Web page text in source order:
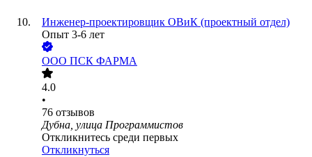
Инженер-проектировщик ОВиК (проектный отдел)
Опыт 3-6 лет
ООО ПСК ФАРМА
4.0
•
76 отзывов
Дубна, улица Программистов
Откликнитесь среди первых
Откликнуться